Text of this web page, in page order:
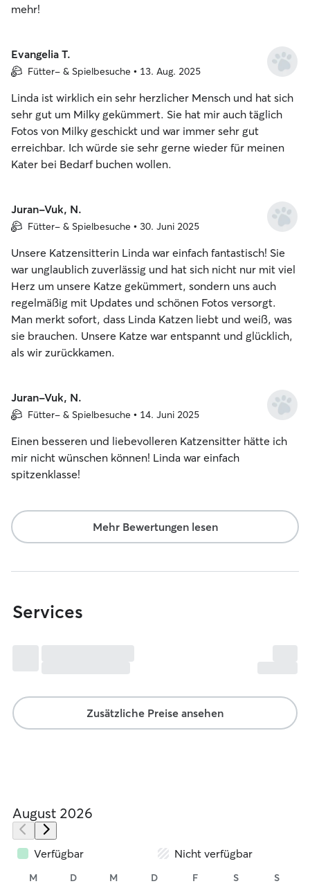
Services
Zusätzliche Preise ansehen
August 2026
Verfügbar Nicht verfügbar
M D M D F S S
mehr!
Evangelia T.
Fütter- & Spielbesuche • 13. Aug. 2025
Linda ist wirklich ein sehr herzlicher Mensch und hat sich
sehr gut um Milky gekümmert. Sie hat mir auch täglich
Fotos von Milky geschickt und war immer sehr gut
erreichbar. Ich würde sie sehr gerne wieder für meinen
Kater bei Bedarf buchen wollen.
Juran-Vuk, N.
Fütter- & Spielbesuche • 30. Juni 2025
Unsere Katzensitterin Linda war einfach fantastisch! Sie
war unglaublich zuverlässig und hat sich nicht nur mit viel
Herz um unsere Katze gekümmert, sondern uns auch
regelmäßig mit Updates und schönen Fotos versorgt.
Man merkt sofort, dass Linda Katzen liebt und weiß, was
sie brauchen. Unsere Katze war entspannt und glücklich,
als wir zurückkamen.
Juran-Vuk, N.
Fütter- & Spielbesuche • 14. Juni 2025
Einen besseren und liebevolleren Katzensitter hätte ich
mir nicht wünschen können! Linda war einfach
spitzenklasse!
Mehr Bewertungen lesen